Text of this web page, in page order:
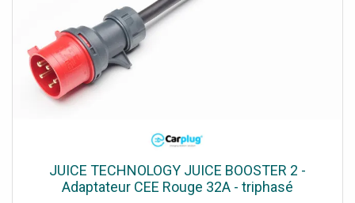
JUICE TECHNOLOGY JUICE BOOSTER 2 -
Adaptateur CEE Rouge 32A - triphasé